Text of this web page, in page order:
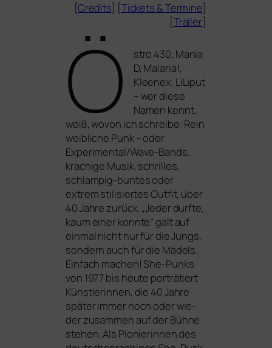
[Credits] [Tickets &Termine]
[Trailer]
Ö
stro 430, Mania
D, Malaria!,
Kleenex, LiLiput
– wer die­se
Namen kennt,
weiß, wovon ich schrei­be: Rein
weib­li­che Punk – oder
Experimental/Wave-Bands.
kra­chi­ge Musik, schril­les,
schlam­pig-bun­tes oder
extrem sti­li­sier­tes Outfit, über
40 Jahre zurück. „Jeder durf­te,
kaum einer konn­te“ galt auf
ein­mal nicht nur für die Jungs,
son­dern auch für die Mädels.
Einfach machen! She-Punks
von 1977 bis heu­te por­trä­tiert
Künstlerinnen, die 40 Jahre
spä­ter immer noch oder wie­
der zusam­men auf der Bühne
ste­hen. Als Pionierinnen des